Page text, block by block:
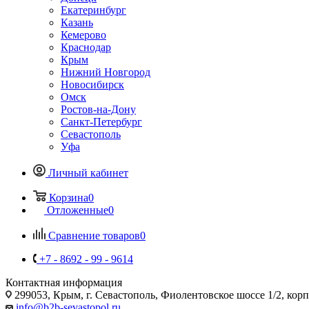
Екатеринбург
Казань
Кемерово
Краснодар
Крым
Нижний Новгород
Новосибирск
Омск
Ростов-на-Дону
Санкт-Петербург
Севастополь
Уфа
Личный кабинет
Корзина0
Отложенные0
Сравнение товаров0
+7 - 8692 - 99 - 9614
Контактная информация
299053, Крым, г. Севастополь, Фиолентовское шоссе 1/2,